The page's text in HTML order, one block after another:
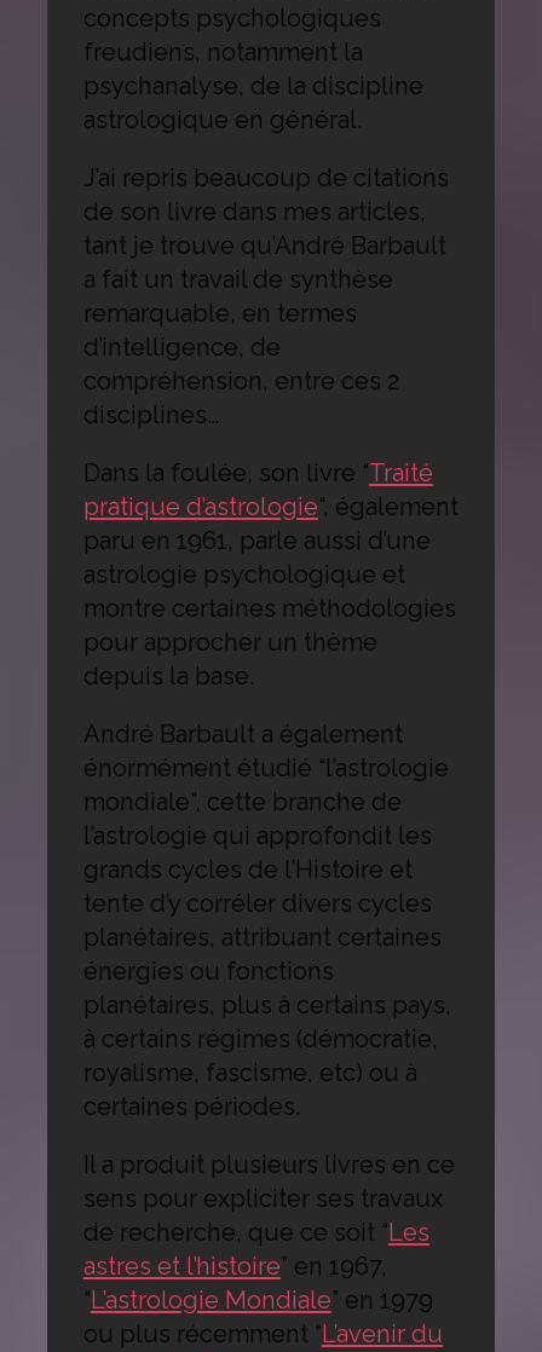
concepts psychologiques
freudiens, notamment la
psychanalyse, de la discipline
astrologique en général.
J’ai repris beaucoup de citations
de son livre dans mes articles,
tant je trouve qu’André Barbault
a fait un travail de synthèse
remarquable, en termes
d’intelligence, de
compréhension, entre ces 2
disciplines…
Dans la foulée, son livre “Traité
pratique d’astrologie“, également
paru en 1961, parle aussi d’une
astrologie psychologique et
montre certaines méthodologies
pour approcher un thème
depuis la base.
André Barbault a également
énormément étudié “l’astrologie
mondiale”, cette branche de
l’astrologie qui approfondit les
grands cycles de l’Histoire et
tente d’y corréler divers cycles
planétaires, attribuant certaines
énergies ou fonctions
planétaires, plus à certains pays,
à certains régimes (démocratie,
royalisme, fascisme, etc) ou à
certaines périodes.
Il a produit plusieurs livres en ce
sens pour expliciter ses travaux
de recherche, que ce soit “Les
astres et l’histoire” en 1967,
“L’astrologie Mondiale” en 1979
ou plus récemment “L’avenir du